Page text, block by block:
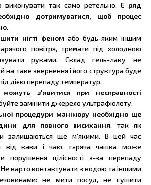
виконувати так само ретельно. Є ряд
дотримуватися, щоб процес
нігті феном або будь-яким іншим
повітря, тримати під холодною
руками. Склад гель-лаку не
на таке звернення і його структура буде
дією перепаду температур.
з'явитися при несправності
замінити джерело ультрафіолету.
процедури манікюру необхідно ще
для повного висихання, так як
залишаються ще м'якими. В цей час
від кави і чаю, гаряча чашка може
порушення цілісності з-за перепаду
варто контактувати з водою та іншими
не мити посуд, не сушити